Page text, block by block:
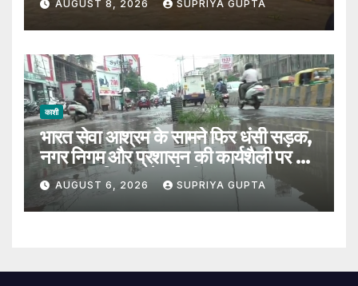
AUGUST 8, 2026 SUPRIYA GUPTA
काशी
भारत सेवा आश्रम के सामने फिर धंसी सड़क,
नगर निगम और प्रशासन की कार्यशैली पर उठे
सवाल, 7 दिन पहले हुई थी मरम्मत
AUGUST 6, 2026 SUPRIYA GUPTA